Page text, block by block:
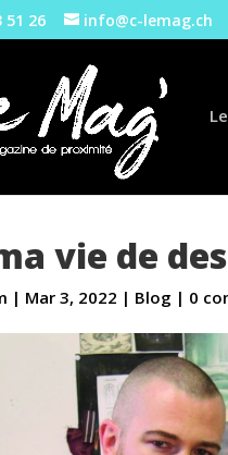
51 26 info@c-lemag.ch
vie de
| Mar 3, 2022 | Blog | 0